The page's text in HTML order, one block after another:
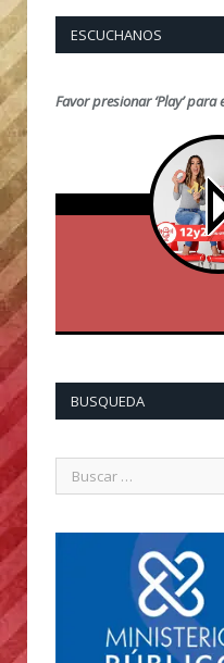
ESCUCHANOS
Favor presionar ‘Play’ para
BUSQUEDA